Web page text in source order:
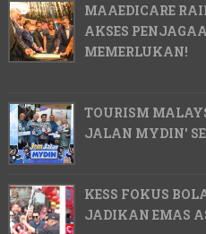
MAAEDICARE
AKSES
MEMERLUKAN!
TOURISM
JALAN MYDIN'
KESS FOKUS
JADIKAN EMAS